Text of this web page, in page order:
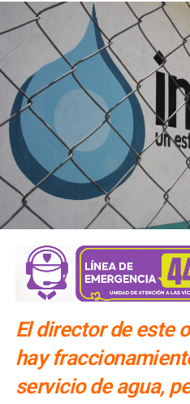
El director de este
hay
servicio de agua,